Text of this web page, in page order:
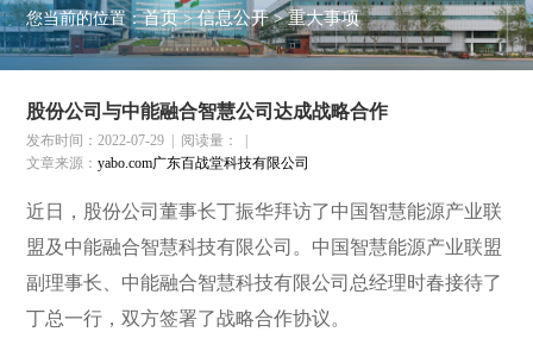
您当前的位置：首页>信息公开>重大事项
股份公司与中能融合智慧公司达成战略合作
发布时间：2022-07-29 阅读量：
文章来源：yabo.com广东百战堂科技有限公司
近日，股份公司董事长丁振华拜访了中国智慧能源产业联
盟及中能融合智慧科技有限公司。中国智慧能源产业联盟
副理事长、中能融合智慧科技有限公司总经理时春接待了
丁总一行，双方签署了战略合作协议。